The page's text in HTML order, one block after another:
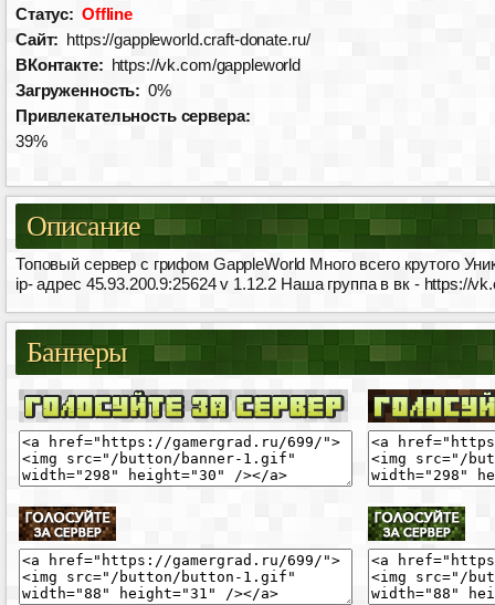
Статус: Offline
Сайт: https://gappleworld.craft-donate.ru/
ВКонтакте: https://vk.com/gappleworld
Загруженность: 0%
Привлекательность сервера:
39%
Описание
Топовый сервер с грифом GappleWorld Много всего крутого
ip- адрес 45.93.200.9:25624 v 1.12.2 Наша группа в вк - https://
Баннеры